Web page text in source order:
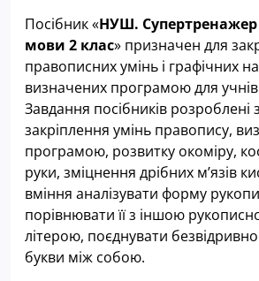
Посібник «НУШ. Супертренажер
мови 2 клас» призначен для
правописних умінь і графічних
визначених програмою для учнів
Завдання посібників
закріплення умінь правопису,
програмою, розвитку окоміру,
руки, зміцнення дрібних м’язів
вміння аналізувати форму
порівнювати її з іншою
літерою, поєднувати
букви між собою.